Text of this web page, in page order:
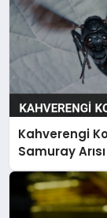
Kahverengi
Samuray